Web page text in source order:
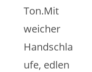
Ton.Mit
weicher
Handschla
ufe, edlen